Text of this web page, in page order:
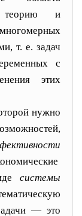
теорию и
т. е. задач
менных с
этих
нужно
системы
тическую
— это